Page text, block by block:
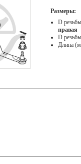
Размеры:
D
правая
D
Длина